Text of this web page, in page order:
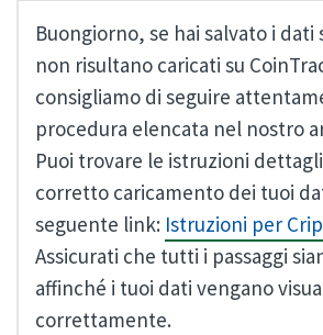
Buongiorno, se hai salvato i dati
non risultano caricati su
consigliamo di seguire
procedura elencata nel nostro
Puoi trovare le istruzioni
corretto caricamento dei tuoi
seguente link: Istruzioni per
Assicurati che tutti i passaggi
affinché i tuoi dati vengano
correttamente.